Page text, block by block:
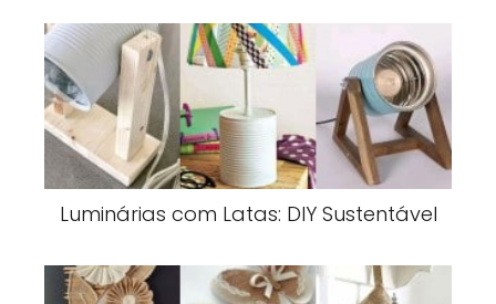
Luminárias com Latas: DIY Sustentável